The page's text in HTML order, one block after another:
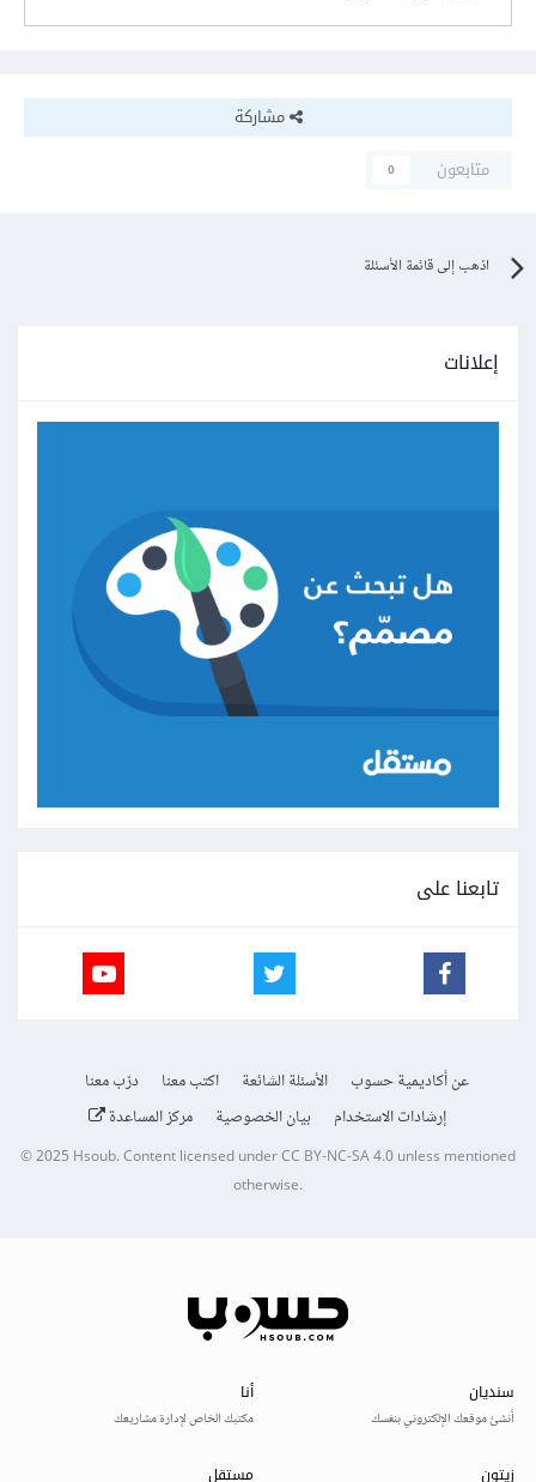
مشاركة
متابعون
0
اذهب إلى قائمة الأسئلة
إعلانات
تابعنا على
عن أكاديمية حسوب الأسئلة الشائعة اكتب معنا
درّب معنا
إرشادات الاستخدام
بيان الخصوصية مركز المساعدة
© 2025Hsoub.Content licensed underCC BY-NC-SA 4.0unless mentioned
otherwise.